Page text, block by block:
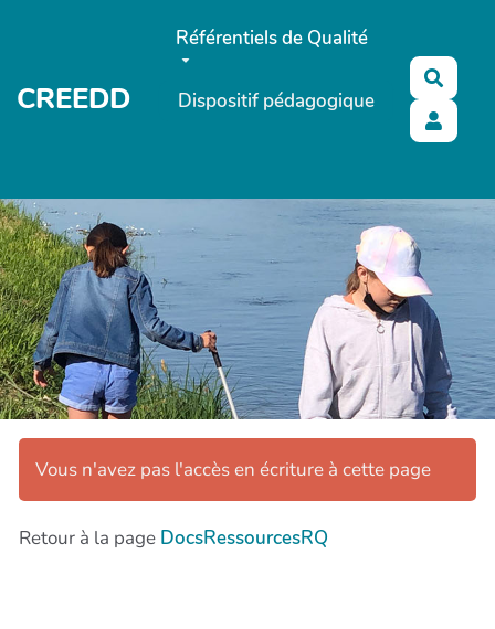
Aller au contenu principal
CREEDD
Référentiels de Qualité
Dispositif pédagogique
Vous n'avez pas l'accès en écriture à cette page
Retour à la page DocsRessourcesRQ